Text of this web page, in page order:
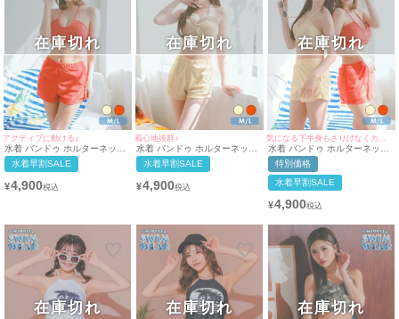
アクティブに動ける♪
水着 バンドゥ ホルターネック
体型カバー パイル ハイウエス
ト ショートパンツ 韓国風 タン
水着早割SALE
¥4,900
在庫切れ
着心地抜群♪
水着 バンドゥ ホルターネック
体型カバー パイル ハイウエス
ト ショートパンツ 韓国風 タン
水着早割SALE
¥4,900
在庫切れ
水着 バンドゥ ホルターネック
体型カバー パイル ハイウエス
ト ショートパンツ 韓国風 タン
キニ (ベージュ/雨宮由乙花) (レ
ッド/聖菜)
特別価格
水着早割SALE
¥4,900
在庫切れ
在庫切れ 在庫切れ 在庫切れ